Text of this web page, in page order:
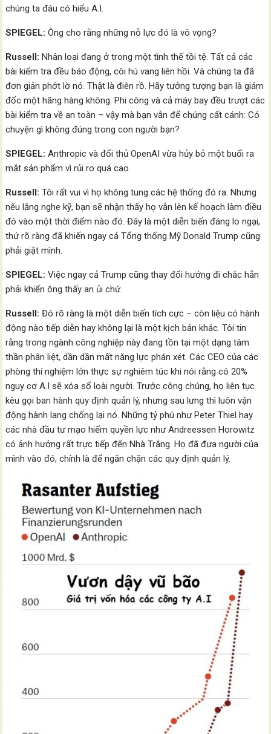
chúng ta đâu có hiểu A.I.
SPIEGEL: Ông cho rằng những nỗ lực đó là vô vọng?
Russell: Nhân loại đang ở trong một tình thế tồi tệ. Tất cả các
bài kiểm tra đều báo động, còi hú vang liên hồi. Và chúng ta đã
đơn giản phớt lờ nó. Thật là điên rồ. Hãy tưởng tượng bạn là giám
đốc một hãng hàng không. Phi công và cả máy bay đều trượt các
bài kiểm tra về an toàn – vậy mà bạn vẫn để chúng cất cánh: Có
chuyện gì không đúng trong con người bạn?
SPIEGEL: Anthropic và đối thủ OpenAI vừa hủy bỏ một buổi ra
mắt sản phẩm vì rủi ro quá cao.
Russell: Tôi rất vui vì họ không tung các hệ thống đó ra. Nhưng
nếu lắng nghe kỹ, bạn sẽ nhận thấy họ vẫn lên kế hoạch làm điều
đó vào một thời điểm nào đó. Đây là một diễn biến đáng lo ngại,
thứ rõ ràng đã khiến ngay cả Tổng thống Mỹ Donald Trump cũng
phải giật mình.
SPIEGEL: Việc ngay cả Trump cũng thay đổi hướng đi chắc hẳn
phải khiến ông thấy an ủi chứ.
Russell: Đó rõ ràng là một diễn biến tích cực – còn liệu có hành
động nào tiếp diễn hay không lại là một kịch bản khác. Tôi tin
rằng trong ngành công nghiệp này đang tồn tại một dạng tâm
thần phân liệt, dần dần mất năng lực phán xét. Các CEO của các
phòng thí nghiệm lớn thực sự nghiêm túc khi nói rằng có 20%
nguy cơ A.I sẽ xóa sổ loài người. Trước công chúng, họ liên tục
kêu gọi ban hành quy định quản lý, nhưng sau lưng thì luôn vận
động hành lang chống lại nó. Những tỷ phú như Peter Thiel hay
các nhà đầu tư mạo hiểm quyền lực như Andreessen Horowitz
có ảnh hưởng rất trực tiếp đến Nhà Trắng. Họ đã đưa người của
mình vào đó, chính là để ngăn chặn các quy định quản lý.